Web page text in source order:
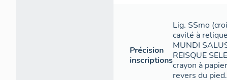
Précision
inscriptions
Lig. SSmo
cavité à
MUNDI
REISQUE
crayon à
revers du